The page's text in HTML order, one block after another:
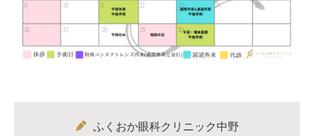
ふくおか眼科クリニック中野